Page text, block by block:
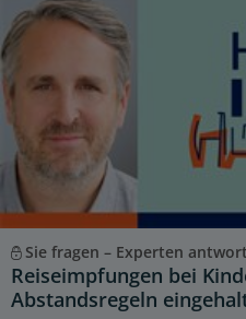
Sie fragen – Experten
Reiseimpfungen bei
Abstandsregeln